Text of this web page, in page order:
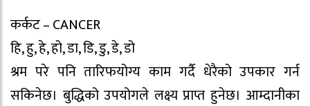
कर्कट – CANCER
हि, हु, हे, हो, डा, डि, डु, डे, डो
श्रम परे पनि तारिफयोग्य काम गर्दै धेरैको उपकार गर्न
सकिनेछ। बुद्धिको उपयोगले लक्ष्य प्राप्त हुनेछ। आम्दानीका